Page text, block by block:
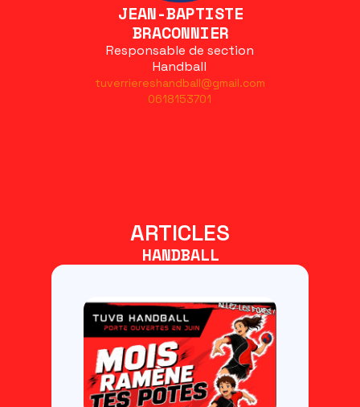
JEAN-BAPTISTE
BRACONNIER
Responsable de section
Handball
tuverriereshandball@gmail.com
0618153701
ARTICLES
HANDBALL